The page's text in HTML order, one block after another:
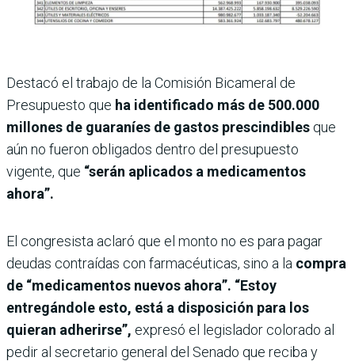
Destacó el trabajo de la Comisión Bicameral de
Presupuesto que ha identificado más de 500.000
millones de guaraníes de gastos prescindibles que
aún no fueron obligados dentro del presupuesto
vigente, que “serán aplicados a medicamentos
ahora”.
El congresista aclaró que el monto no es para pagar
deudas contraídas con farmacéuticas, sino a la compra
de “medicamentos nuevos ahora”. “Estoy
entregándole esto, está a disposición para los
quieran adherirse”, expresó el legislador colorado al
pedir al secretario general del Senado que reciba y